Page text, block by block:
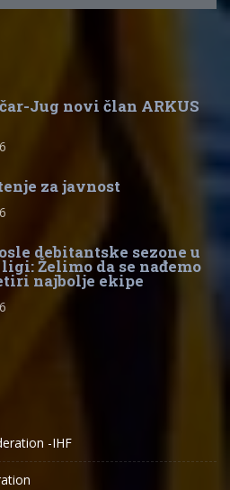
Jug novi član ARKUS
za javnost
debitantske sezone u
ligi: Želimo da se nađemo
najbolje ekipe
-IHF